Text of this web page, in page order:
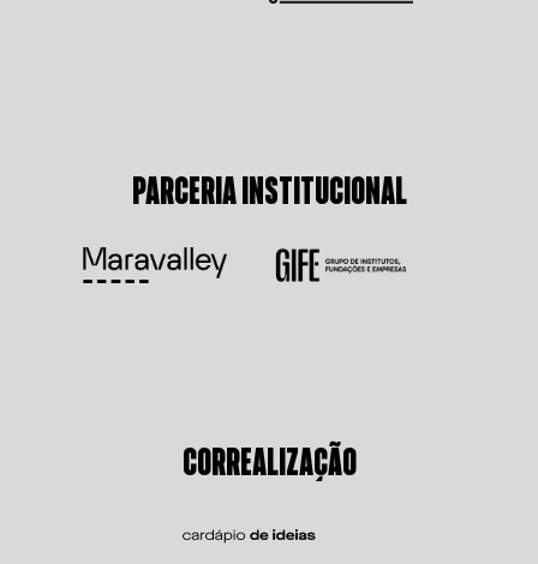
PARCERIA INSTITUCIONAL
CORREALIZAÇÃO